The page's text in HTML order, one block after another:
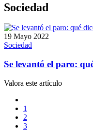
Sociedad
19 Mayo 2022
Sociedad
Se levantó el paro:
Valora este artículo
1
2
3